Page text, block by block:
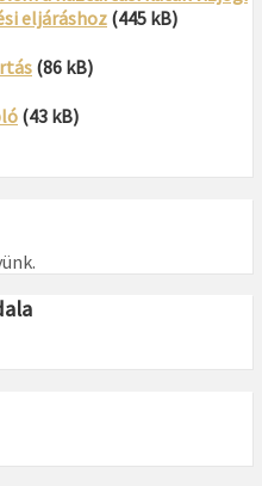
eljáráshoz (445 kB)
(86 kB)
(43 kB)